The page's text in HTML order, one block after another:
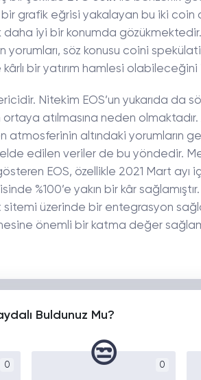
bir grafik eğrisi yakalayan bu iki
iyi bir konumda gözükmektedir.
yorumları, söz konusu coini
bir yatırım hamlesi olabileceğini
Nitekim EOS’un yukarıda da
atılmasına neden
atmosferinin altındaki yorumların
edilen veriler de bu yöndedir.
EOS, özellikle 2021 Mart
%100’e yakın bir kâr
üzerinde bir entegrasyon
önemli bir katma değer
Buldunuz Mu?
0 0
😒